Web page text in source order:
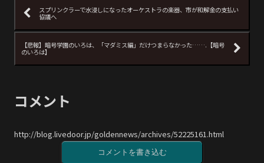
スプリンクラーで水浸しになったオーケストラの楽器、市が和解金の支払い
協議へ
【悲報】暗号学園のいろは、「マダミス編」だけつまらなかった…….【暗号
のいろは】
コメント
http://blog.livedoor.jp/goldennews/archives/52225161.html
コメントを書き込む